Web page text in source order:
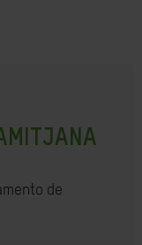
de